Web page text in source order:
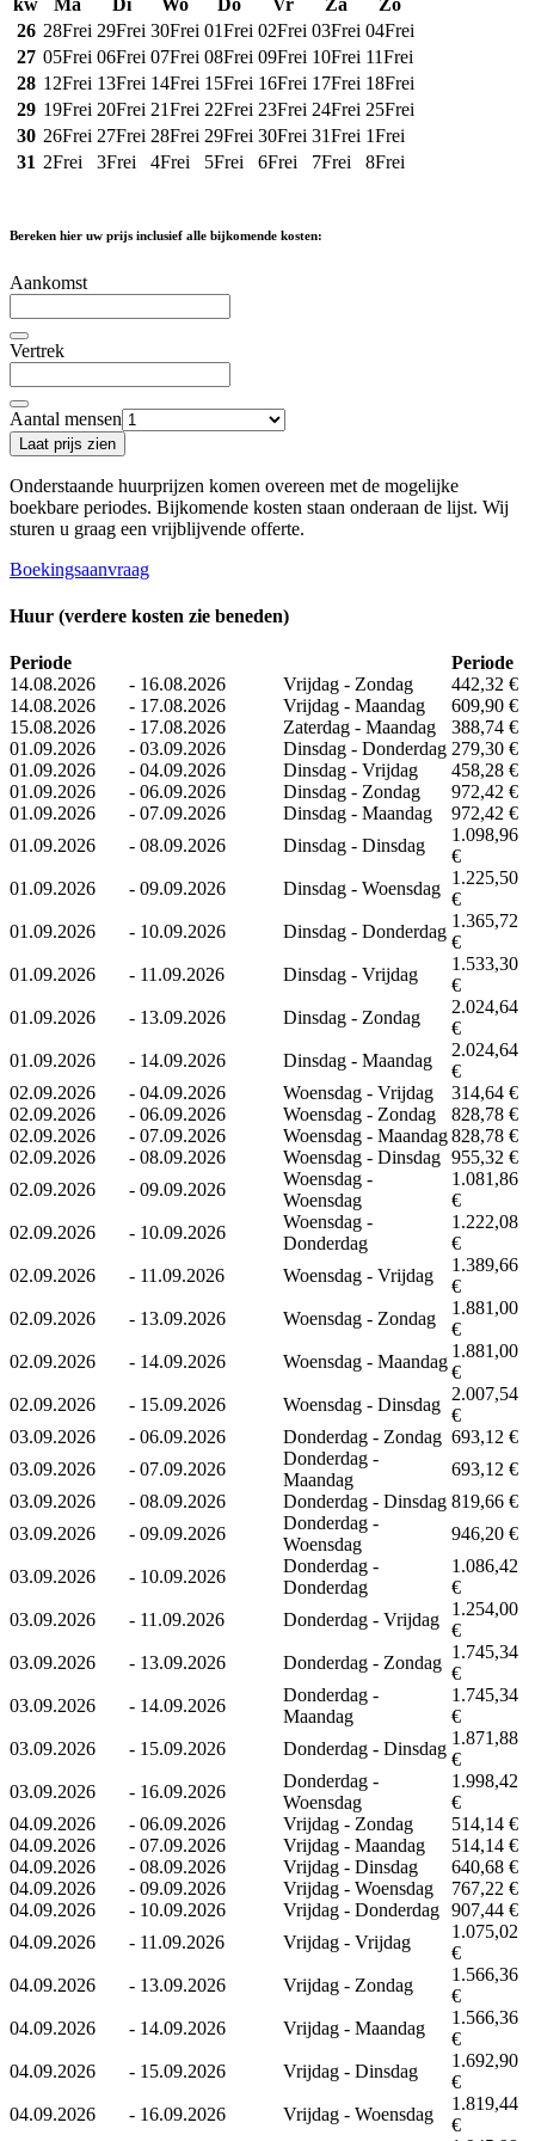
26 28Frei 29Frei 30Frei 01Frei 02Frei 03Frei 04Frei
27 05Frei 06Frei 07Frei 08Frei 09Frei 10Frei 11Frei
28 12Frei 13Frei 14Frei 15Frei 16Frei 17Frei 18Frei
29 19Frei 20Frei 21Frei 22Frei 23Frei 24Frei 25Frei
30 26Frei 27Frei 28Frei 29Frei 30Frei 31Frei 1Frei
31 2Frei 3Frei 4Frei 5Frei 6Frei 7Frei 8Frei
Bereken hier uw prijs inclusief alle bijkomende kosten:
Aankomst
Vertrek
Aantal mensen
Laat prijs zien
Onderstaande huurprijzen komen overeen met de mogelijke
boekbare periodes. Bijkomende kosten staan ​​onderaan de lijst. Wij
sturen u graag een vrijblijvende offerte.
Boekingsaanvraag
Huur (verdere kosten zie beneden)
Periode
Periode
14.08.2026
- 16.08.2026 Vrijdag - Zondag
442,32 €
14.08.2026
- 17.08.2026 Vrijdag - Maandag
609,90 €
15.08.2026
- 17.08.2026 Zaterdag - Maandag
388,74 €
01.09.2026
- 03.09.2026 Dinsdag - Donderdag 279,30 €
01.09.2026
- 04.09.2026 Dinsdag - Vrijdag
458,28 €
01.09.2026
- 06.09.2026 Dinsdag - Zondag
972,42 €
01.09.2026
- 07.09.2026 Dinsdag - Maandag
972,42 €
01.09.2026
- 08.09.2026 Dinsdag - Dinsdag
1.098,96
€
01.09.2026
- 09.09.2026 Dinsdag - Woensdag
1.225,50
€
01.09.2026
- 10.09.2026 Dinsdag - Donderdag
1.365,72
€
01.09.2026
- 11.09.2026 Dinsdag - Vrijdag
1.533,30
€
01.09.2026
- 13.09.2026 Dinsdag - Zondag
2.024,64
€
01.09.2026
- 14.09.2026 Dinsdag - Maandag
2.024,64
€
02.09.2026
- 04.09.2026 Woensdag - Vrijdag
314,64 €
02.09.2026
- 06.09.2026 Woensdag - Zondag
828,78 €
02.09.2026
- 07.09.2026 Woensdag - Maandag828,78 €
02.09.2026
- 08.09.2026 Woensdag - Dinsdag 955,32 €
02.09.2026
- 09.09.2026
Woensdag -
Woensdag
1.081,86
€
02.09.2026
- 10.09.2026
Woensdag -
Donderdag
1.222,08
€
02.09.2026
- 11.09.2026 Woensdag - Vrijdag
1.389,66
€
02.09.2026
- 13.09.2026 Woensdag - Zondag
1.881,00
€
02.09.2026
- 14.09.2026 Woensdag - Maandag
1.881,00
€
02.09.2026
- 15.09.2026 Woensdag - Dinsdag
2.007,54
€
03.09.2026
- 06.09.2026 Donderdag - Zondag 693,12 €
03.09.2026
- 07.09.2026
Donderdag -
Maandag
693,12 €
03.09.2026
- 08.09.2026 Donderdag - Dinsdag 819,66 €
03.09.2026
- 09.09.2026
Donderdag -
Woensdag
946,20 €
03.09.2026 - 10.09.2026
Donderdag -
Donderdag
1.086,42
€
03.09.2026
- 11.09.2026 Donderdag - Vrijdag
1.254,00
€
03.09.2026
- 13.09.2026 Donderdag - Zondag
1.745,34
€
03.09.2026
- 14.09.2026
Donderdag -
Maandag
1.745,34
€
03.09.2026
- 15.09.2026 Donderdag - Dinsdag
1.871,88
€
03.09.2026
- 16.09.2026
Donderdag -
Woensdag
1.998,42
€
04.09.2026
- 06.09.2026 Vrijdag - Zondag
514,14 €
04.09.2026
- 07.09.2026 Vrijdag - Maandag
514,14 €
04.09.2026
- 08.09.2026 Vrijdag - Dinsdag
640,68 €
04.09.2026
- 09.09.2026 Vrijdag - Woensdag
767,22 €
04.09.2026
- 10.09.2026 Vrijdag - Donderdag 907,44 €
04.09.2026
- 11.09.2026 Vrijdag - Vrijdag
1.075,02
€
04.09.2026
- 13.09.2026 Vrijdag - Zondag
1.566,36
€
04.09.2026
- 14.09.2026 Vrijdag - Maandag
1.566,36
€
04.09.2026
- 15.09.2026 Vrijdag - Dinsdag
1.692,90
€
04.09.2026
- 16.09.2026 Vrijdag - Woensdag
1.819,44
€